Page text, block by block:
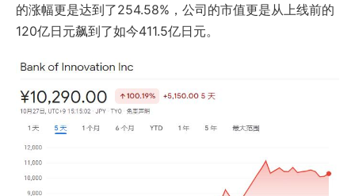
的涨幅更是达到了254.58%，公司的市值更是从上线前的
120亿日元飙到了如今411.5亿日元。